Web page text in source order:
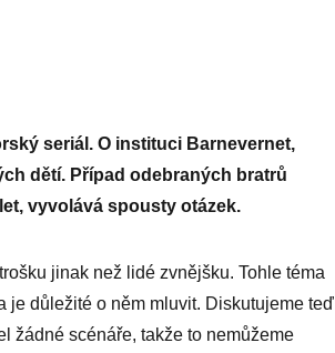
seriál. O instituci Barnevernet,
dětí. Případ odebraných bratrů
vyvolává spousty otázek.
jinak než lidé zvnějšku. Tohle téma
je důležité o něm mluvit. Diskutujeme teď
žádné scénáře, takže to nemůžeme